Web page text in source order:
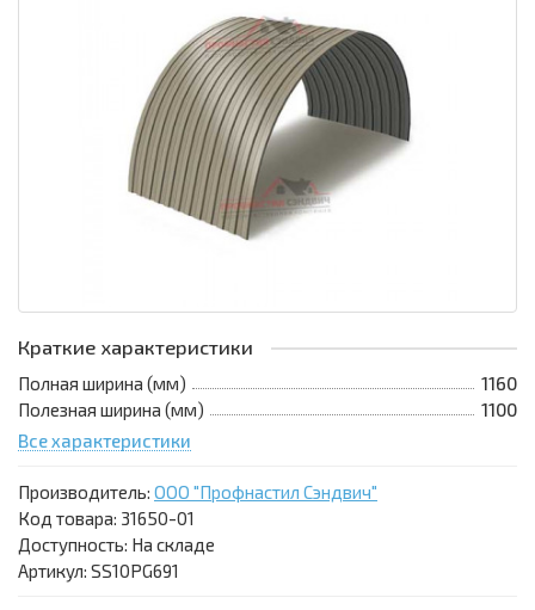
Краткие характеристики
Полная ширина (мм)
1160
Полезная ширина (мм)
1100
Все характеристики
Производитель: ООО "Профнастил Сэндвич"
Код товара: 31650-01
Доступность: На складе
Артикул: SS10PG691